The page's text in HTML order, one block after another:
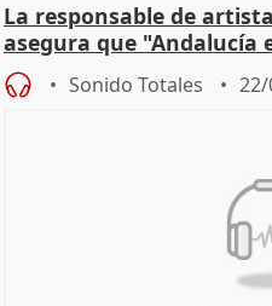
La responsable de
asegura que "Andalucía
cita
Sonido Totales